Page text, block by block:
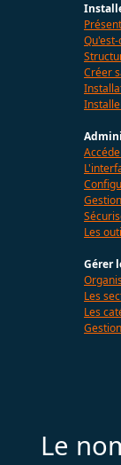
Qu'est-
Créer
Les
Gérer
Les
Les
Le